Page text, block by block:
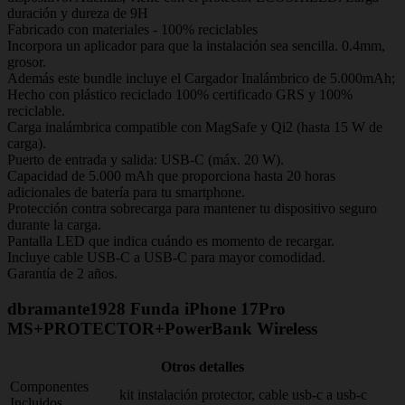
duración y dureza de 9H
Fabricado con materiales - 100% reciclables
Incorpora un aplicador para que la instalación sea sencilla. 0.4mm,
grosor.
Además este bundle incluye el Cargador Inalámbrico de 5.000mAh;
Hecho con plástico reciclado 100% certificado GRS y 100%
reciclable.
Carga inalámbrica compatible con MagSafe y Qi2 (hasta 15 W de
carga).
Puerto de entrada y salida: USB-C (máx. 20 W).
Capacidad de 5.000 mAh que proporciona hasta 20 horas
adicionales de batería para tu smartphone.
Protección contra sobrecarga para mantener tu dispositivo seguro
durante la carga.
Pantalla LED que indica cuándo es momento de recargar.
Incluye cable USB-C a USB-C para mayor comodidad.
Garantía de 2 años.
dbramante1928 Funda iPhone 17Pro
MS+PROTECTOR+PowerBank Wireless
Otros detalles
Componentes
kit instalación protector, cable usb-c a usb-c